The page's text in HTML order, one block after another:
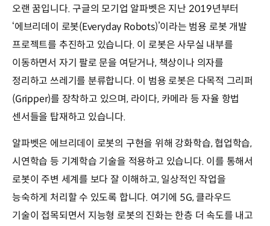
오랜 꿈입니다. 구글의 모기업 알파벳은 지난 2019년부터
‘에브리데이 로봇(Everyday Robots)’이라는 범용 로봇 개발
프로젝트를 추진하고 있습니다. 이 로봇은 사무실 내부를
이동하면서 자기 팔로 문을 여닫거나, 책상이나 의자를
정리하고 쓰레기를 분류합니다. 이 범용 로봇은 다목적 그리퍼
(Gripper)를 장착하고 있으며, 라이다, 카메라 등 자율 항법
센서들을 탑재하고 있습니다.
알파벳은 에브리데이 로봇의 구현을 위해 강화학습, 협업학습,
시연학습 등 기계학습 기술을 적용하고 있습니다. 이를 통해서
로봇이 주변 세계를 보다 잘 이해하고, 일상적인 작업을
능숙하게 처리할 수 있도록 합니다. 여기에 5G, 클라우드
기술이 접목되면서 지능형 로봇의 진화는 한층 더 속도를 내고